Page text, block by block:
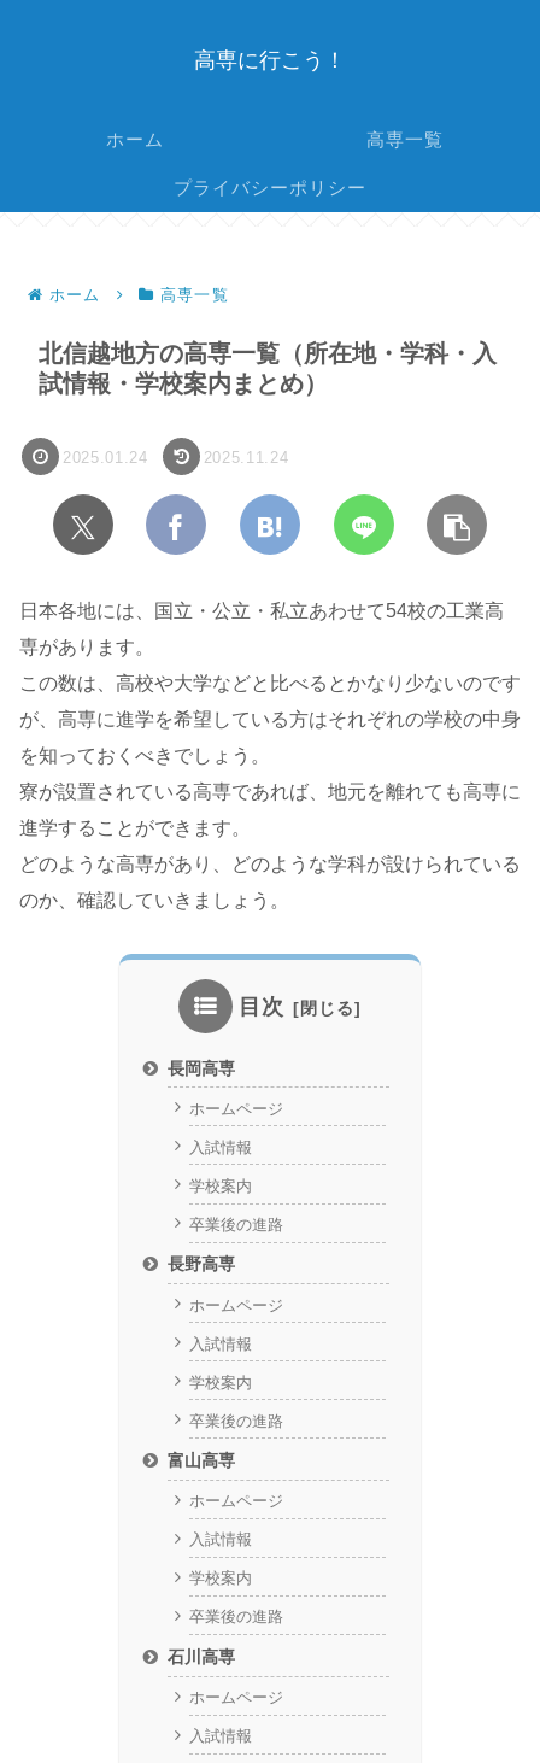
高専に行こう！
ホーム 高専一覧
プライバシーポリシー
ホーム 高専一覧
北信越地方の高専一覧（所在地・学科・入
試情報・学校案内まとめ）
2025.01.24 2025.11.24
日本各地には、国立・公立・私立あわせて54校の工業高
専があります。
この数は、高校や大学などと比べるとかなり少ないのです
が、高専に進学を希望している方はそれぞれの学校の中身
を知っておくべきでしょう。
寮が設置されている高専であれば、地元を離れても高専に
進学することができます。
どのような高専があり、どのような学科が設けられている
のか、確認していきましょう。
目次
長岡高専
ホームページ
入試情報
学校案内
卒業後の進路
長野高専
ホームページ
入試情報
学校案内
卒業後の進路
富山高専
ホームページ
入試情報
学校案内
卒業後の進路
石川高専
ホームページ
入試情報